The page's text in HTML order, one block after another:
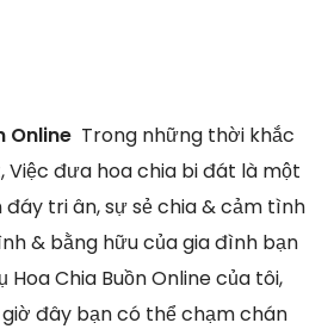
Online Trong những thời khắc
Việc đưa hoa chia bi đát là một
tri ân, sự sẻ chia & cảm tình
& bằng hữu của gia đình bạn
Hoa Chia Buồn Online của tôi,
đây bạn có thể chạm chán